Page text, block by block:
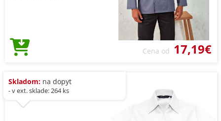
Cena od 17,19€
Skladom: na dopyt
- v ext. sklade: 264 ks